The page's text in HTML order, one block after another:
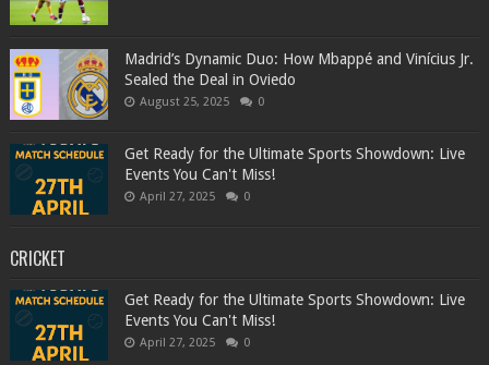
Madrid’s Dynamic Duo: How Mbappé and Vinícius Jr.
Sealed the Deal in Oviedo
August 25, 2025 0
Get Ready for the Ultimate Sports Showdown: Live
Events You Can't Miss!
April 27, 2025 0
CRICKET
Get Ready for the Ultimate Sports Showdown: Live
Events You Can't Miss!
April 27, 2025 0